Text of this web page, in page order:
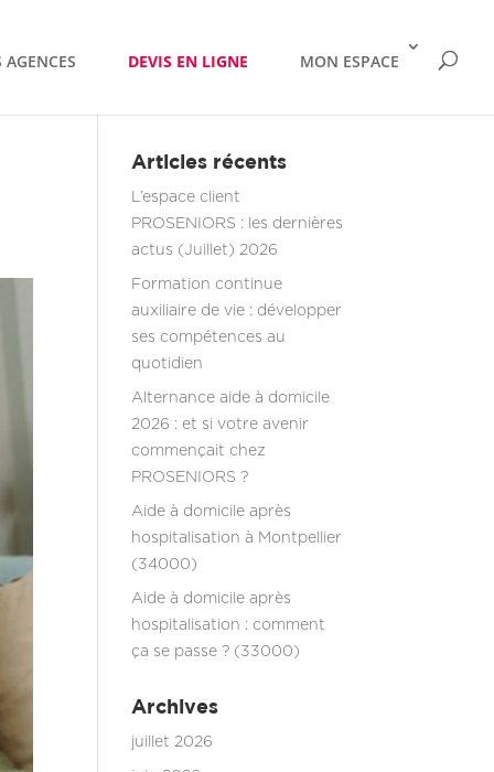
AGENCES DEVIS EN LIGNE MON ESPACE
Articles récents
L’espace client
PROSENIORS : les dernières
actus (Juillet) 2026
Formation continue
auxiliaire de vie : développer
ses compétences au
quotidien
Alternance aide à domicile
2026 : et si votre avenir
commençait chez
PROSENIORS ?
Aide à domicile après
hospitalisation à Montpellier
(34000)
Aide à domicile après
hospitalisation : comment
ça se passe ? (33000)
Archives
juillet 2026